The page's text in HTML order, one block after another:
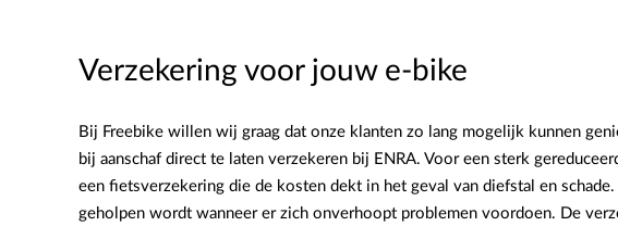
Verzekering voor jouw e-bike
Bij Freebike willen wij graag dat onze klanten zo lang mogelijk kunnen
bij aanschaf direct te laten verzekeren bij ENRA. Voor een sterk
een fietsverzekering die de kosten dekt in het geval van diefstal en
geholpen wordt wanneer er zich onverhoopt problemen voordoen. De